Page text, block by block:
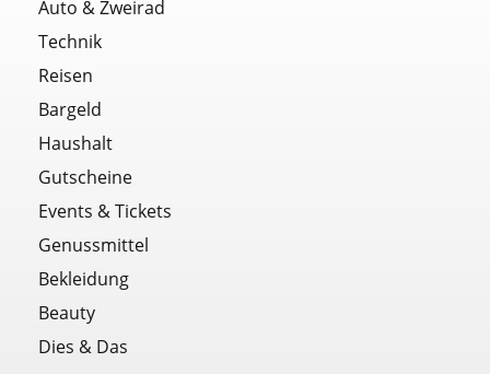
Auto & Zweirad
Technik
Reisen
Bargeld
Haushalt
Gutscheine
Events & Tickets
Genussmittel
Bekleidung
Beauty
Dies & Das